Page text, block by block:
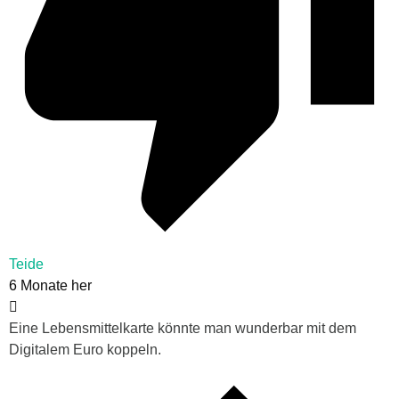
Teide
6 Monate her
Eine Lebensmittelkarte könnte man wunderbar mit dem
Digitalem Euro koppeln.